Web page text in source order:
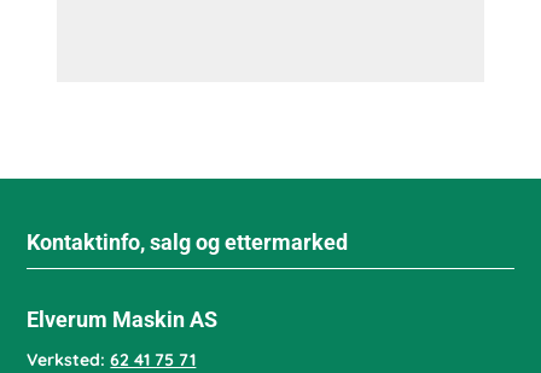
Kontaktinfo, salg og ettermarked
Elverum Maskin AS
Verksted:62 41 75 71